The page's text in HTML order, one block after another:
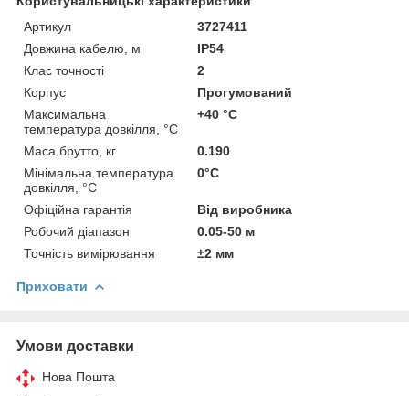
Артикул
3727411
Довжина кабелю, м
IP54
Клас точності
2
Корпус
Прогумований
Максимальна
температура довкілля, °C
+40 °C
Маса брутто, кг
0.190
Мінімальна температура
довкілля, °C
0°С
Офіційна гарантія
Від виробника
Робочий діапазон
0.05-50 м
Точність вимірювання
±2 мм
Приховати
Умови доставки
Нова Пошта